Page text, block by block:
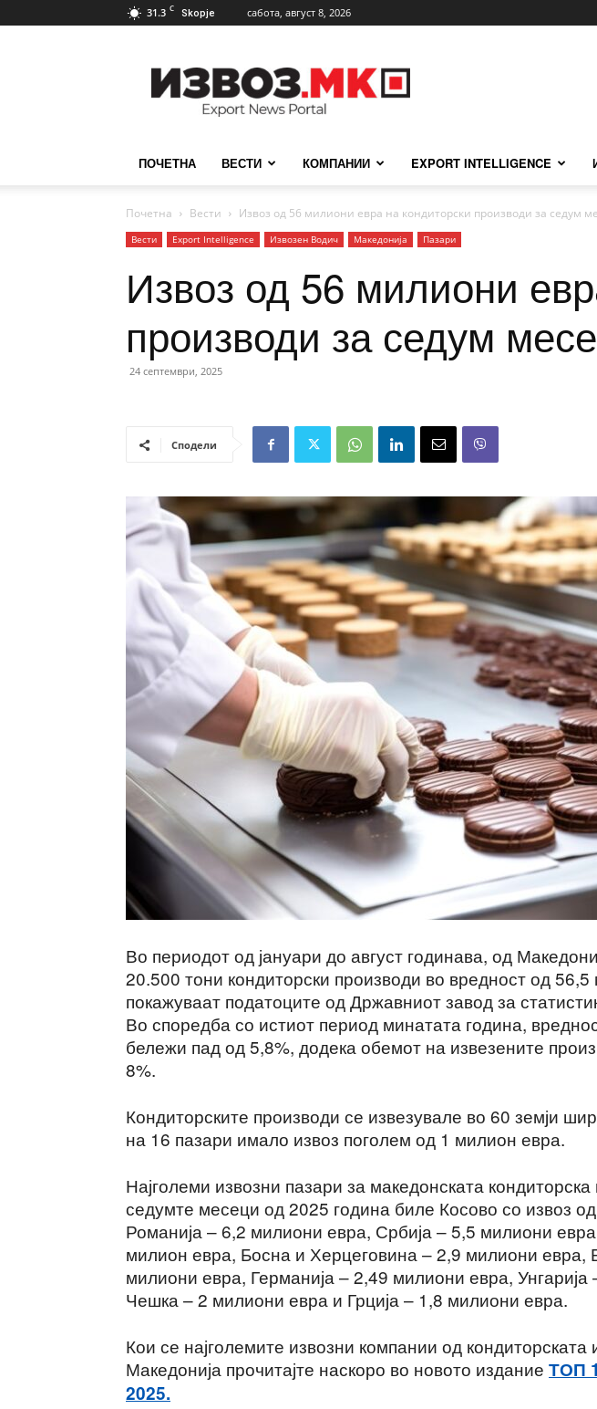
31.3 C Skopje сабота, август 8, 2026
ПОЧЕТНА ВЕСТИ КОМПАНИИ EXPORT INTELLIGENCE
Почетна Вести Извоз од 56 милиони евра на кондиторски производи за седум
Вести Еxport Intelligence Извозен Водич Македонија Пазари
Извоз од 56 милиони
производи за седум
24 септември, 2025
Сподели
Во периодот од јануари до август годинава, од
20.500 тони кондиторски производи во вредност од
покажуваат податоците од Државниот завод за
Во споредба со истиот период минатата година,
бележи пад од 5,8%, додека обемот на извезените
8%.
Кондиторските производи се извезувале во 60 земји
на 16 пазари имало извоз поголем од 1 милион евра.
Најголеми извозни пазари за македонската кондиторска
седумте месеци од 2025 година биле Косово со извоз
Романија – 6,2 милиони евра, Србија – 5,5 милиони
милион евра, Босна и Херцеговина – 2,9 милиони евра,
милиони евра, Германија – 2,49 милиони евра,
Чешка – 2 милиони евра и Грција – 1,8 милиони евра.
Кои се најголемите извозни компании од кондиторската
Македонија прочитајте наскоро во новото издание ТОП
2025.